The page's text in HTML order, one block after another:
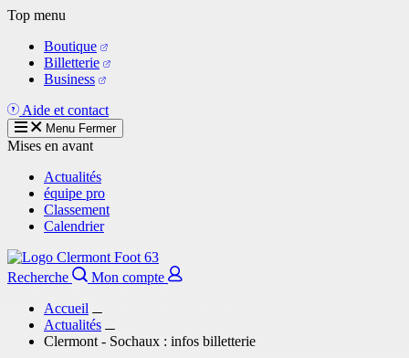
Aller
contenu
principal
Top menu
Boutique
Billetterie
Business
Aide et contact
Menu Fermer
Mises en avant
Actualités
équipe pro
Classement
Calendrier
Recherche
Mon compte
Accueil
Actualités
Clermont - Sochaux : infos billetterie